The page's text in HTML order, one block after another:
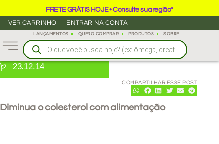
FRETE GRÁTIS HOJE • Consulte sua região*
VER CARRINHO
ENTRAR NA CONTA
LANÇAMENTOS QUERO COMPRAR PRODUTOS SOBRE
23.12.14
COMPARTILHAR ESSE POST
Diminua o colesterol com alimentação